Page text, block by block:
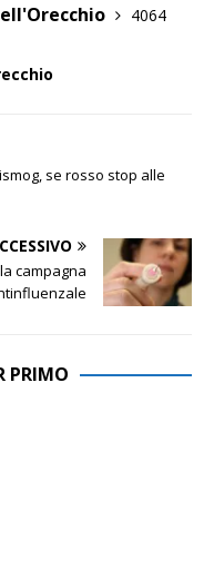
4064
se rosso stop alle
campagna
PRIMO